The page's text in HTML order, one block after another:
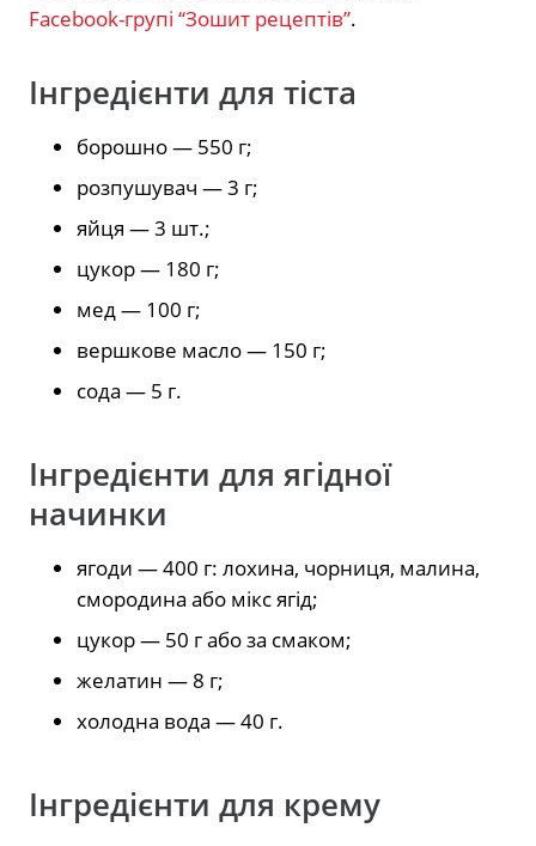
Facebook-групі “Зошит рецептів”.
Інгредієнти для тіста
борошно — 550 г;
розпушувач — 3 г;
яйця — 3 шт.;
цукор — 180 г;
мед — 100 г;
вершкове масло — 150 г;
сода — 5 г.
Інгредієнти для ягідної
начинки
ягоди — 400 г: лохина, чорниця, малина,
смородина або мікс ягід;
цукор — 50 г або за смаком;
желатин — 8 г;
холодна вода — 40 г.
Інгредієнти для крему